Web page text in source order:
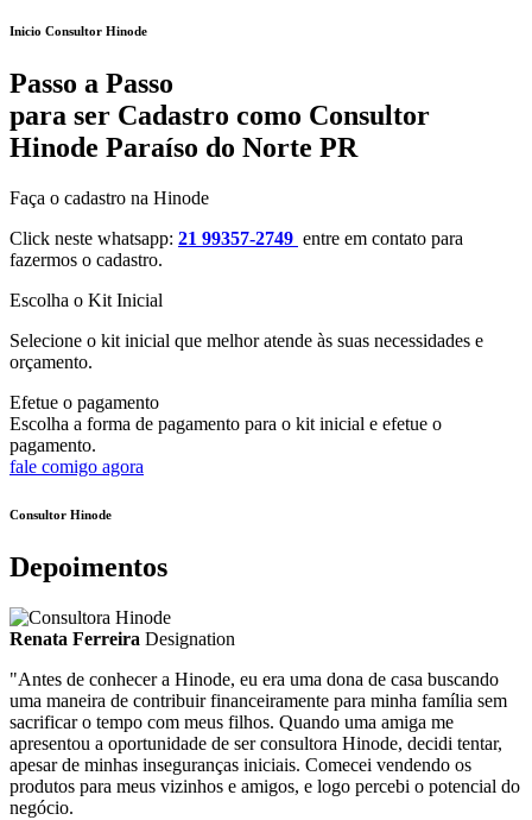
Inicio Consultor Hinode
Passo a Passo
para ser Cadastro como Consultor
Hinode Paraíso do Norte PR
Faça o cadastro na Hinode
Click neste whatsapp: 21 99357-2749 entre em contato para
fazermos o cadastro.
Escolha o Kit Inicial
Selecione o kit inicial que melhor atende às suas necessidades e
orçamento.
Efetue o pagamento
Escolha a forma de pagamento para o kit inicial e efetue o
pagamento.
fale comigo agora
Consultor Hinode
Depoimentos
Renata Ferreira Designation
"Antes de conhecer a Hinode, eu era uma dona de casa buscando
uma maneira de contribuir financeiramente para minha família sem
sacrificar o tempo com meus filhos. Quando uma amiga me
apresentou a oportunidade de ser consultora Hinode, decidi tentar,
apesar de minhas inseguranças iniciais. Comecei vendendo os
produtos para meus vizinhos e amigos, e logo percebi o potencial do
negócio.